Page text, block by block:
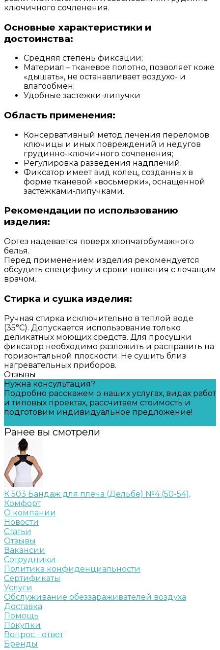
ключичного сочленения.
Основные характеристики и
достоинства:
Средняя степень фиксации;
Материал – тканевое полотно, позволяет коже
«дышать», не останавливает воздухо- и
влагообмен;
Удобные застежки-липучки
Область применения:
Консервативный метод лечения переломов
ключицы и иных повреждений и недугов
грудинно-ключичного сочленения;
Регулировка разведения надплечий;
Фиксатор имеет вид колец, созданных в
форме тканевой «восьмерки», оснащенной
застежками-липучками.
Рекомендации по использованию
изделия:
Ортез надевается поверх хлопчатобумажного
белья.
Перед применением изделия рекомендуется
обсудить специфику и сроки ношения с лечащим
врачом.
Стирка и сушка изделия:
Ручная стирка исключительно в теплой воде
(35°С). Допускается использование только
деликатных моющих средств. Для просушки
фиксатор необходимо разложить и расправить на
горизонтальной плоскости. Не сушить близ
нагревательных приборов.
Отзывы
Нужна консультация?
Подробно расскажем о наших услугах, видах работ
и типовых проектах, рассчитаем стоимость и
подготовим индивидуальное предложение!
Ранее вы смотрели
К 503 Бандаж для плеча (Дельбе) №4 (50-54),
Комфорт
О компании
Новости
Статьи
Отзывы
Вакансии
Сотрудники
Политика конфиденциальности
Сертификаты
Услуги
Обслуживание обеззараживателей воздуха
Доставка
Помощь
Покупки
Вопрос - ответ
Бренды